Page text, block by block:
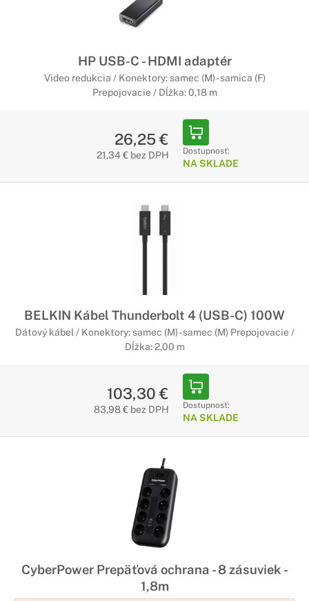
HP USB-C - HDMI adaptér
Video redukcia / Konektory: samec (M) - samica (F)
Prepojovacie / Dĺžka: 0,18 m
26,25 €
21,34 € bez DPH Dostupnosť:
NA SKLADE
BELKIN Kábel Thunderbolt 4 (USB-C) 100W
Dátový kábel / Konektory: samec (M) - samec (M) Prepojovacie /
Dĺžka: 2,00 m
103,30 €
83,98 € bez DPH Dostupnosť:
NA SKLADE
CyberPower Prepäťová ochrana - 8 zásuviek -
1,8m